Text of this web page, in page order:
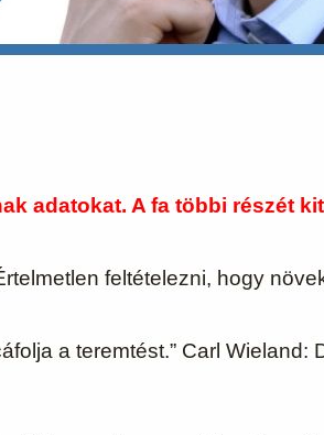
adatokat. A fa többi részét
feltételezni, hogy
a teremtést.” Carl Wieland: